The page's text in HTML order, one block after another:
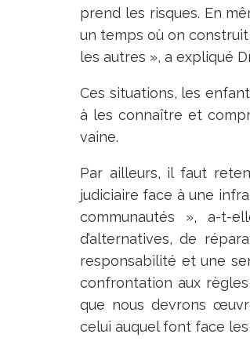
prend les risques. En
un temps où on
les autres », a expliqué
Ces situations, les
à les connaître et
vaine.
Par ailleurs, il faut
judiciaire face à une
communautés », a-t-
d’alternatives, de
responsabilité et une
confrontation aux
que nous devrons
celui auquel font face les